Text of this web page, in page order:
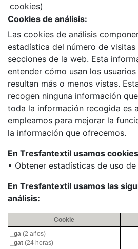
cookies)
Cookies de análisis:
Las cookies de análisis
estadística del número de
secciones de la web. Esta
entender cómo usan los
resultan más o menos vistas.
recogen ninguna información
toda la información recogida es
empleamos para mejorar la
la información que ofrecemos.
En Tresfantextil usamos
• Obtener estadísticas de uso
En Tresfantextil usamos las
análisis:
Cookie
_ga (2 años)
_gat (24 horas)